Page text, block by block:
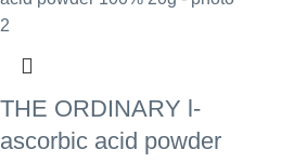
THE ORDINARY l-
ascorbic acid powder